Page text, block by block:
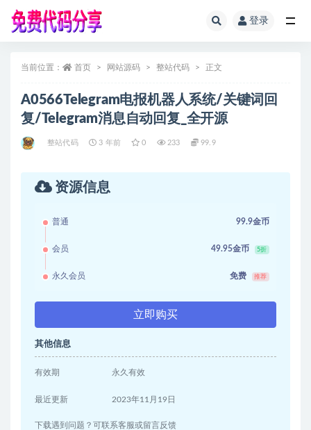
登录
当前位置： 首页 网站源码 整站代码 正文
A0566Telegram电报机器人系统/关键词回
复/Telegram消息自动回复_全开源
整站代码 3 年前 0 233 99.9
资源信息
普通 99.9金币
会员 49.95金币 5折
永久会员 免费 推荐
立即购买
其他信息
有效期 永久有效
最近更新 2023年11月19日
下载遇到问题？可联系客服或留言反馈